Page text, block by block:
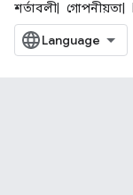
শর্তাবলী গোপনীয়তা